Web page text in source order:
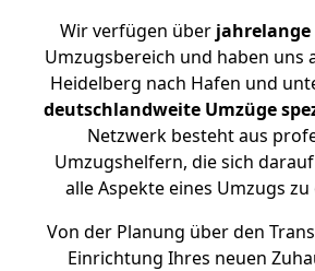
Wir verfügen überjahrelange
Umzugsbereich und haben uns
Heidelberg nach Hafen und
deutschlandweite Umzüge
Netzwerk besteht aus
Umzugshelfern, die sich
alle Aspekte eines Umzugs
Von der Planung über den
Einrichtung Ihres neuen